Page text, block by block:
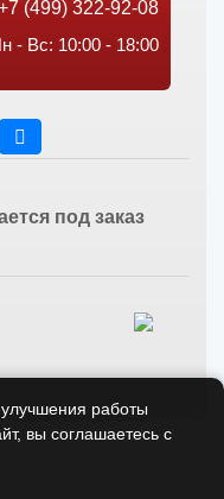
(499) 322-92-08
- Вс: 10:00 - 18:00
под заказ
работы
вы соглашаетесь с